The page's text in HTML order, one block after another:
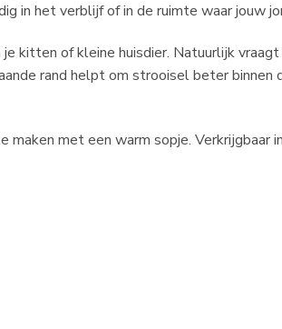
in het verblijf of in de ruimte waar jouw
kitten of kleine huisdier. Natuurlijk
rand helpt om strooisel beter binnen
met een warm sopje. Verkrijgbaar